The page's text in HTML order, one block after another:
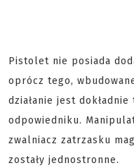
Pistolet nie posiada
oprócz tego,
działanie jest
odpowiedniku.
zwalniacz zatrzasku
zostały jednostronne.